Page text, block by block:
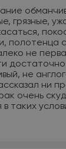
грязные,
полотенца
не
не
ни
очень
таких